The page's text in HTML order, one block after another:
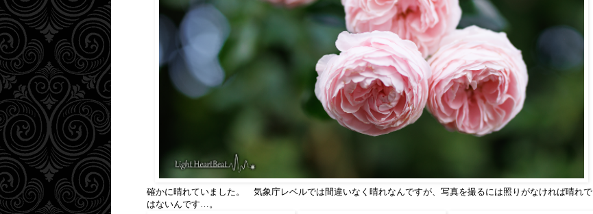
確かに晴れていました。 気象庁レベルでは間違いなく晴れなんですが、写真を撮るには照りがなければ晴れで
はないんです…。